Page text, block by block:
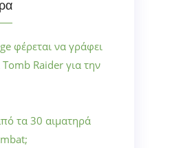
φέρεται να γράφει
Tomb Raider για την
τα 30 αιματηρά